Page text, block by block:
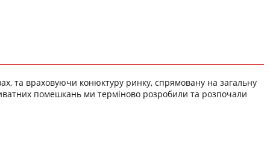
та враховуючи конюктуру ринку, спрямовану на загальну
помешкань ми терміново розробили та розпочали